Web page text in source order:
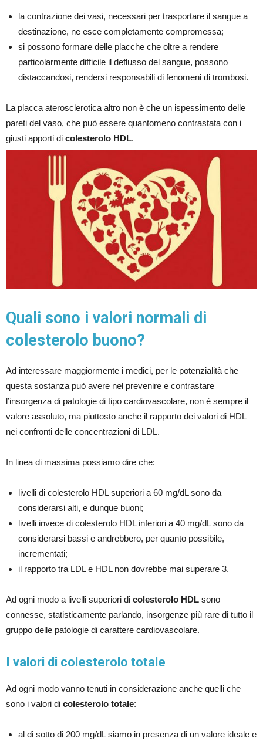
la contrazione dei vasi, necessari per trasportare il sangue a
destinazione, ne esce completamente compromessa;
si possono formare delle placche che oltre a rendere
particolarmente difficile il deflusso del sangue, possono
distaccandosi, rendersi responsabili di fenomeni di trombosi.
La placca aterosclerotica altro non è che un ispessimento delle
pareti del vaso, che può essere quantomeno contrastata con i
giusti apporti di colesterolo HDL.
Quali sono i valori normali di
colesterolo buono?
Ad interessare maggiormente i medici, per le potenzialità che
questa sostanza può avere nel prevenire e contrastare
l’insorgenza di patologie di tipo cardiovascolare, non è sempre il
valore assoluto, ma piuttosto anche il rapporto dei valori di HDL
nei confronti delle concentrazioni di LDL.
In linea di massima possiamo dire che:
livelli di colesterolo HDL superiori a 60 mg/dL sono da
considerarsi alti, e dunque buoni;
livelli invece di colesterolo HDL inferiori a 40 mg/dL sono da
considerarsi bassi e andrebbero, per quanto possibile,
incrementati;
il rapporto tra LDL e HDL non dovrebbe mai superare 3.
Ad ogni modo a livelli superiori di colesterolo HDL sono
connesse, statisticamente parlando, insorgenze più rare di tutto il
gruppo delle patologie di carattere cardiovascolare.
I valori di colesterolo totale
Ad ogni modo vanno tenuti in considerazione anche quelli che
sono i valori di colesterolo totale:
al di sotto di 200 mg/dL siamo in presenza di un valore ideale e